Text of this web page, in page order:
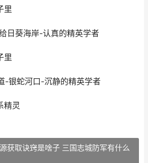
里
日葵海岸-认真的精英学者
里
-银蛇河口-沉静的精英学者
精灵
获取诀窍是啥子 三国志城防军有什么